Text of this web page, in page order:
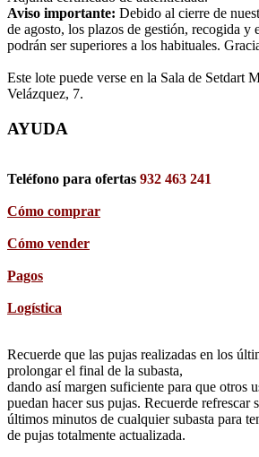
Aviso importante: Debido al cierre de
de agosto, los plazos de gestión, recogida y
podrán ser superiores a los habituales.
Este lote puede verse en la Sala de Setdart
Velázquez, 7.
AYUDA
Teléfono para ofertas 932 463 241
Cómo comprar
Cómo vender
Pagos
Logística
Recuerde que las pujas realizadas en los
prolongar el final de la subasta,
dando así margen suficiente para que otros
puedan hacer sus pujas. Recuerde refrescar
últimos minutos de cualquier subasta para
de pujas totalmente actualizada.